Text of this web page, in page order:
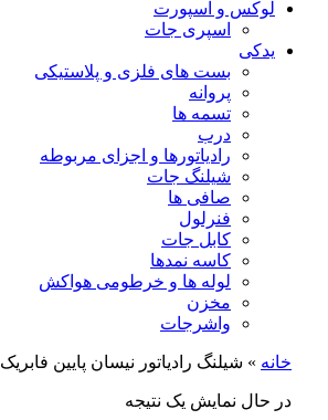
لوکس و اسپورت
اسپری جات
یدکی
بست های فلزی و پلاستیکی
پروانه
تسمه ها
درب
رادیاتورها و اجزای مربوطه
شیلنگ جات
صافی ها
فنرلول
کابل جات
کاسه نمدها
لوله ها و خرطومی هواکش
مخزن
واشرجات
خانه » شیلنگ رادیاتور نیسان پایین فابریک
در حال نمایش یک نتیجه